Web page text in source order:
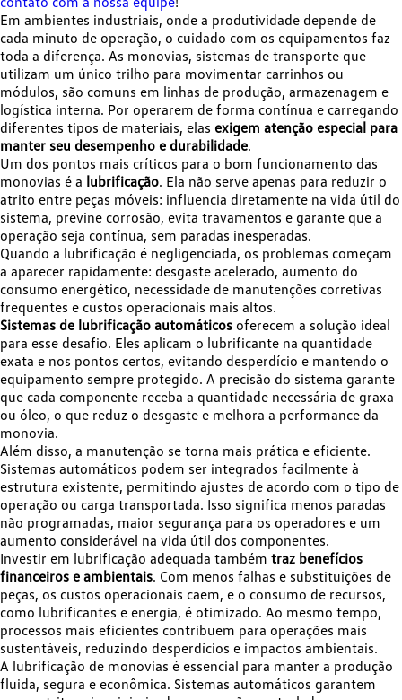
Em ambientes industriais, onde a produtividade depende de
cada minuto de operação, o cuidado com os equipamentos faz
toda a diferença. As monovias, sistemas de transporte que
utilizam um único trilho para movimentar carrinhos ou
módulos, são comuns em linhas de produção, armazenagem e
logística interna. Por operarem de forma contínua e carregando
diferentes tipos de materiais, elas exigem atenção especial para
manter seu desempenho e durabilidade.
Um dos pontos mais críticos para o bom funcionamento das
monovias é a lubrificação. Ela não serve apenas para reduzir o
atrito entre peças móveis: influencia diretamente na vida útil do
sistema, previne corrosão, evita travamentos e garante que a
operação seja contínua, sem paradas inesperadas.
Quando a lubrificação é negligenciada, os problemas começam
a aparecer rapidamente: desgaste acelerado, aumento do
consumo energético, necessidade de manutenções corretivas
frequentes e custos operacionais mais altos.
Sistemas de lubrificação automáticos oferecem a solução ideal
para esse desafio. Eles aplicam o lubrificante na quantidade
exata e nos pontos certos, evitando desperdício e mantendo o
equipamento sempre protegido. A precisão do sistema garante
que cada componente receba a quantidade necessária de graxa
ou óleo, o que reduz o desgaste e melhora a performance da
monovia.
Além disso, a manutenção se torna mais prática e eficiente.
Sistemas automáticos podem ser integrados facilmente à
estrutura existente, permitindo ajustes de acordo com o tipo de
operação ou carga transportada. Isso significa menos paradas
não programadas, maior segurança para os operadores e um
aumento considerável na vida útil dos componentes.
Investir em lubrificação adequada também traz benefícios
financeiros e ambientais. Com menos falhas e substituições de
peças, os custos operacionais caem, e o consumo de recursos,
como lubrificantes e energia, é otimizado. Ao mesmo tempo,
processos mais eficientes contribuem para operações mais
sustentáveis, reduzindo desperdícios e impactos ambientais.
A lubrificação de monovias é essencial para manter a produção
fluida, segura e econômica. Sistemas automáticos garantem